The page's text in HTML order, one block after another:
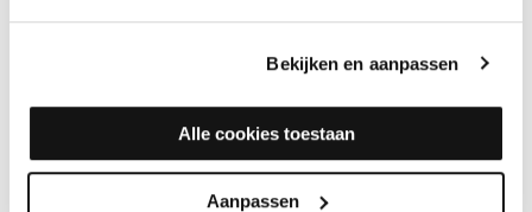
Bekijken en aanpassen
Alle cookies toestaan
Aanpassen
als de vloer. De rozetten zijn eenvoudig op maat te maken door
Bestaat uit 2 delen; u hoeft geen buizen te demonteren
Verkrijgbaar in meer dan175 kleuren
prijs is per 10 stuks!